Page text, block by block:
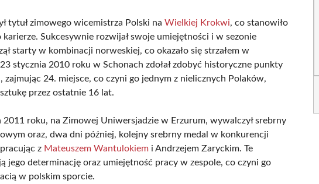
tytuł zimowego wicemistrza Polski na Wielkiej Krokwi, co stanowiło
Sukcesywnie rozwijał swoje umiejętności i w sezonie
starty w kombinacji norweskiej, co okazało się strzałem w
stycznia 2010 roku w Schonach zdołał zdobyć historyczne punkty
zajmując 24. miejsce, co czyni go jednym z nielicznych Polaków,
przez ostatnie 16 lat.
roku, na Zimowej Uniwersjadzie w Erzurum, wywalczył srebrny
oraz, dwa dni później, kolejny srebrny medal w konkurencji
z Mateuszem Wantulokiem i Andrzejem Zaryckim. Te
jego determinację oraz umiejętność pracy w zespole, co czyni go
w polskim sporcie.